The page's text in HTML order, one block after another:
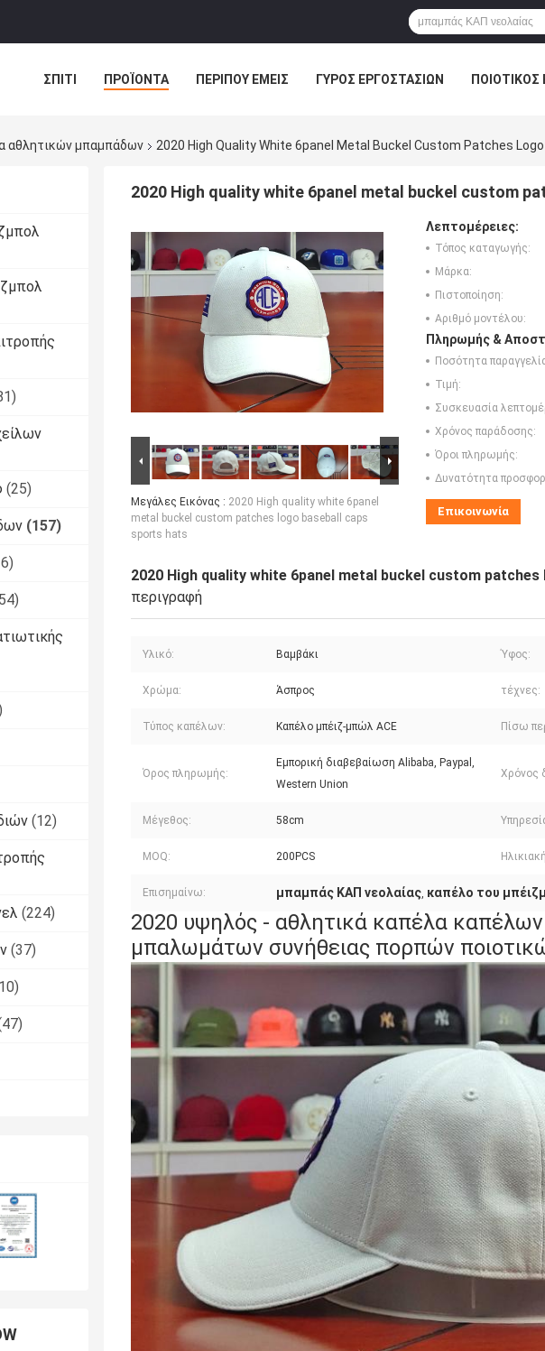
ΣΠΊΤΙ ΠΡΟΪΌΝΤΑ ΠΕΡΊΠΟΥ ΕΜΕΊΣ ΓΎΡΟΣ ΕΡΓΟΣΤΑΣΊΩΝ ΠΟΙΟΤΙΚΌΣ
αθλητικών μπαμπάδων 2020 High Quality White 6panel Metal Buckel Custom Patches
(25)
(157)
(12)
(224)
(37)
2020 High quality white 6panel metal buckel custom
Μεγάλες Εικόνας : 2020 High quality white 6panel
metal buckel custom patches logo baseball caps
sports hats
Λεπτομέρειες:
Τόπος καταγωγής:
Μάρκα:
Πιστοποίηση:
Αριθμό μοντέλου:
Πληρωμής &
Ποσότητα
Τιμή:
Συσκευασία
Χρόνος παράδοσης:
Όροι πληρωμής:
Δυνατότητα
Επικοινωνία
2020 High quality white 6panel metal buckel custom
περιγραφή
Υλικό: Βαμβάκι Ύφος:
Χρώμα: Άσπρος τέχνες:
Τύπος καπέλων: Καπέλο μπέιζ-μπώλ ACE Πίσω
Όρος πληρωμής:
Εμπορική διαβεβαίωση Alibaba, Paypal,
Western Union
Χρόνος
Μέγεθος: 58cm
MOQ: 200PCS
Επισημαίνω: μπαμπάς ΚΑΠ νεολαίας, καπέλο του
2020 υψηλός - αθλητικά καπέλα
μπαλωμάτων συνήθειας πορπών